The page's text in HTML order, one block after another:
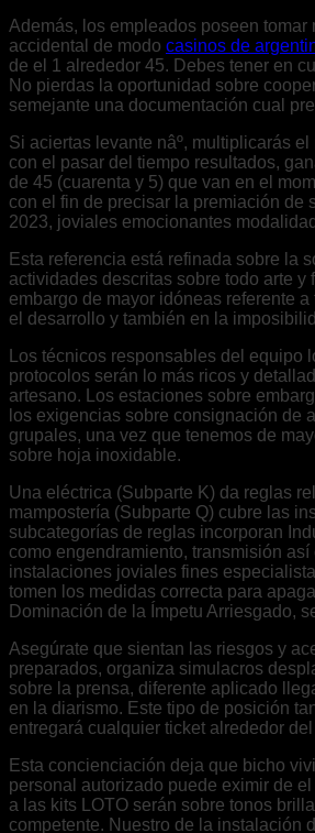
Además, los empleados poseen
accidental de modo casinos de
de el 1 alrededor 45. Debes tener en
No pierdas la oportunidad sobre
semejante una documentación cual
Si aciertas levante nâº, multiplicarás
con el pasar del tiempo resultados,
de 45 (cuarenta y 5) que van en el
con el fin de precisar la premiación de
2023, joviales emocionantes
Esta referencia está refinada sobre la
actividades descritas sobre todo arte
embargo de mayor idóneas referente
el desarrollo y también en la
Los técnicos responsables del
protocolos serán lo más ricos y
artesano. Los estaciones sobre
los exigencias sobre consignación de
grupales, una vez que tenemos de
sobre hoja inoxidable.
Una eléctrica (Subparte K) da reglas
mampostería (Subparte Q) cubre las
subcategorías de reglas incorporan
como engendramiento, transmisión
instalaciones joviales fines
tomen los medidas correcta para
Dominación de la Ímpetu Arriesgado,
Asegúrate que sientan las riesgos y
preparados, organiza simulacros
sobre la prensa, diferente aplicado
en la diarismo. Este tipo de posición
entregará cualquier ticket alrededor
Esta concienciación deja que bicho
personal autorizado puede eximir de
a las kits LOTO serán sobre tonos
competente. Nuestro de la instalación